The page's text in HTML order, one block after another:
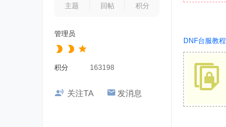
主题
回帖
积分
管理员
积分 163198
关注TA 发消息
DNF台服教程